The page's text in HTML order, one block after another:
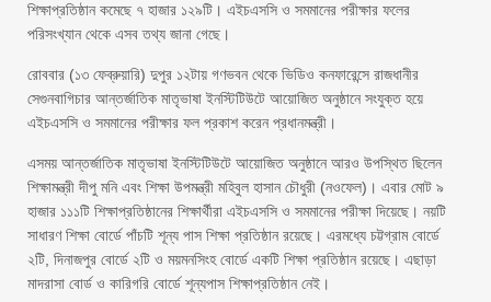
শিক্ষাপ্রতিষ্ঠান কমেছে ৭ হাজার ১২৯টি। এইচএসসি ও সমমানের পরীক্ষার ফলের
পরিসংখ্যান থেকে এসব তথ্য জানা গেছে।
রোববার (১৩ ফেব্রুয়ারি) দুপুর ১২টায় গণভবন থেকে ভিডিও কনফারেন্সে রাজধানীর
সেগুনবাগিচার আন্তর্জাতিক মাতৃভাষা ইনস্টিটিউটে আয়োজিত অনুষ্ঠানে সংযুক্ত হয়ে
এইচএসসি ও সমমানের পরীক্ষার ফল প্রকাশ করেন প্রধানমন্ত্রী।
এসময় আন্তর্জাতিক মাতৃভাষা ইনস্টিটিউটে আয়োজিত অনুষ্ঠানে আরও উপস্থিত ছিলেন
শিক্ষামন্ত্রী দীপু মনি এবং শিক্ষা উপমন্ত্রী মহিবুল হাসান চৌধুরী (নওফেল)। এবার মোট ৯
হাজার ১১১টি শিক্ষাপ্রতিষ্ঠানের শিক্ষার্থীরা এইচএসসি ও সমমানের পরীক্ষা দিয়েছে। নয়টি
সাধারণ শিক্ষা বোর্ডে পাঁচটি শূন্য পাস শিক্ষা প্রতিষ্ঠান রয়েছে। এরমধ্যে চট্টগ্রাম বোর্ডে
২টি, দিনাজপুর বোর্ডে ২টি ও ময়মনসিংহ বোর্ডে একটি শিক্ষা প্রতিষ্ঠান রয়েছে। এছাড়া
মাদরাসা বোর্ড ও কারিগরি বোর্ডে শূন্যপাস শিক্ষাপ্রতিষ্ঠান নেই।